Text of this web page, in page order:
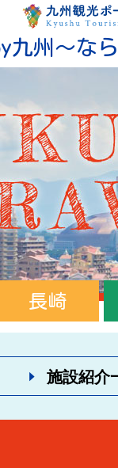
九州～な
長崎
施設紹介